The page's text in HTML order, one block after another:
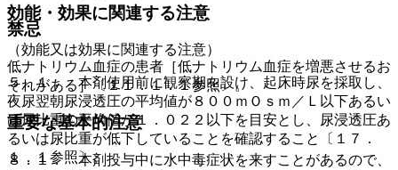
禁忌
低ナトリウム血症の患者［低ナトリウム血症を増悪させるお
それがある］〔１１．１．１参照〕。
重要な基本的注意
８．１． 本剤投与中に水中毒症状を来すことがあるので、
効能・効果に関連する注意
（効能又は効果に関連する注意）
５．１． 本剤使用前に観察期を設け、起床時尿を採取し、
夜尿翌朝尿浸透圧の平均値が８００ｍＯｓｍ／Ｌ以下あるい
は尿比重の平均値が１．０２２以下を目安とし、尿浸透圧あ
るいは尿比重が低下していることを確認すること〔１７．
１．１参照〕。